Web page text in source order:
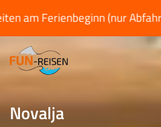
(nur Abfahrtsdatum
0Reise/n auf deiner
Keine Reisen auf der Merkliste
Novalja